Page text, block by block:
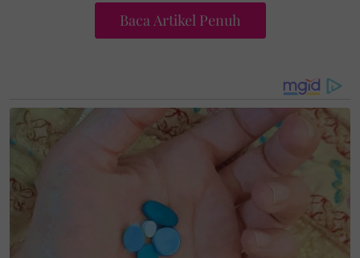
ditemui usai prosiding di Mahkamah Rendah
Syariah Wilayah Persekutuan, di sini.
Peguam syarie yang mewakili Kamal, Abdul Hadi
Mohd Salleh, memaklumkan pihaknya telah
mengemukakan surat rasmi kepada pihak Uqasha
bagi memohon pertemuan secara peribadi.
Baca Artikel Penuh